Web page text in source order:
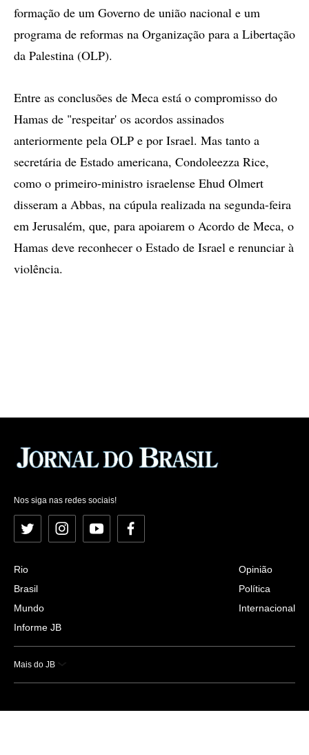
formação de um Governo de união nacional e um
programa de reformas na Organização para a Libertação
da Palestina (OLP).
Entre as conclusões de Meca está o compromisso do
Hamas de "respeitar' os acordos assinados
anteriormente pela OLP e por Israel. Mas tanto a
secretária de Estado americana, Condoleezza Rice,
como o primeiro-ministro israelense Ehud Olmert
disseram a Abbas, na cúpula realizada na segunda-feira
em Jerusalém, que, para apoiarem o Acordo de Meca, o
Hamas deve reconhecer o Estado de Israel e renunciar à
violência.
Nos siga nas redes sociais!
Twitter InstagramYouTubeFacebook
Rio
Brasil
Mundo
Informe JB
Opinião
Política
Internacional
Mais do JB
Esportes